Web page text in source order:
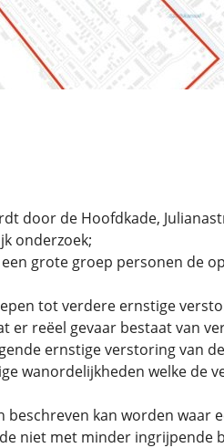
door de Hoofdkade,
onderzoek;
grote groep personen de
tot verdere ernstige
er reëel gevaar bestaat van
ernstige verstoring van
wanordelijkheden welke de
beschreven kan worden
niet met minder ingrijpende